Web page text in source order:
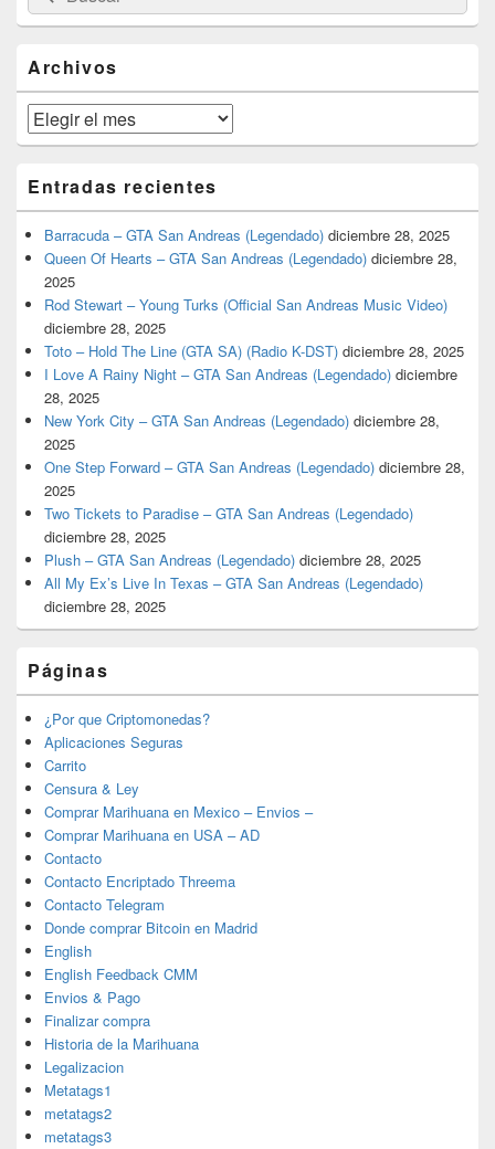
de
widget
lateral
primaria
por:
Archivos
Archivos
Entradas recientes
Barracuda – GTA San Andreas (Legendado) diciembre 28, 2025
Queen Of Hearts – GTA San Andreas (Legendado) diciembre 28,
2025
Rod Stewart – Young Turks (Official San Andreas Music Video)
diciembre 28, 2025
Toto – Hold The Line (GTA SA) (Radio K-DST) diciembre 28, 2025
I Love A Rainy Night – GTA San Andreas (Legendado) diciembre
28, 2025
New York City – GTA San Andreas (Legendado) diciembre 28,
2025
One Step Forward – GTA San Andreas (Legendado) diciembre 28,
2025
Two Tickets to Paradise – GTA San Andreas (Legendado)
diciembre 28, 2025
Plush – GTA San Andreas (Legendado) diciembre 28, 2025
All My Ex’s Live In Texas – GTA San Andreas (Legendado)
diciembre 28, 2025
Páginas
¿Por que Criptomonedas?
Aplicaciones Seguras
Carrito
Censura & Ley
Comprar Marihuana en Mexico – Envios –
Comprar Marihuana en USA – AD
Contacto
Contacto Encriptado Threema
Contacto Telegram
Donde comprar Bitcoin en Madrid
English
English Feedback CMM
Envios & Pago
Finalizar compra
Historia de la Marihuana
Legalizacion
Metatags1
metatags2
metatags3